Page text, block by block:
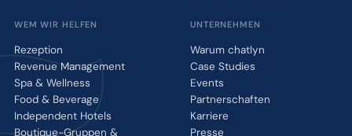
WEM WIR HELFEN
Rezeption
Revenue Management
Spa & Wellness
Food & Beverage
Independent Hotels
Boutique-Gruppen &
UNTERNEHMEN
Warum chatlyn
Case Studies
Events
Partnerschaften
Karriere
Presse